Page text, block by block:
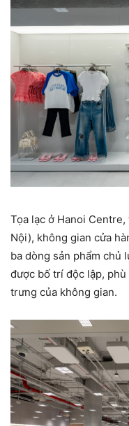
Tọa lạc ở Hanoi
Nội), không gian cửa
ba dòng sản phẩm chủ
được bố trí độc lập,
trưng của không gian.